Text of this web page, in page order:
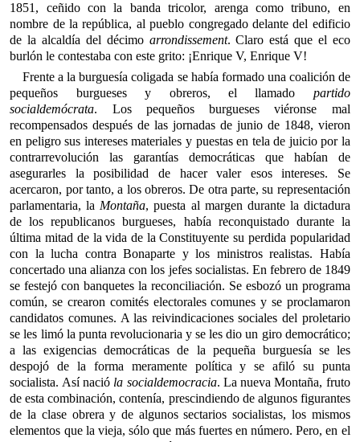
1851, ceñido con la banda tricolor, arenga como tribuno, en
nombre de la república, al pueblo congregado delante del edificio
de la alcaldía del décimo arrondissement. Claro está que el eco
burlón le contestaba con este grito: ¡Enrique V, Enrique V!
Frente a la burguesía coligada se había formado una coalición de
pequeños burgueses y obreros, el llamado partido
socialdemócrata. Los pequeños burgueses viéronse mal
recompensados después de las jornadas de junio de 1848, vieron
en peligro sus intereses materiales y puestas en tela de juicio por la
contrarrevolución las garantías democráticas que habían de
asegurarles la posibilidad de hacer valer esos intereses. Se
acercaron, por tanto, a los obreros. De otra parte, su representación
parlamentaria, la Montaña, puesta al margen durante la dictadura
de los republicanos burgueses, había reconquistado durante la
última mitad de la vida de la Constituyente su perdida popularidad
con la lucha contra Bonaparte y los ministros realistas. Había
concertado una alianza con los jefes socialistas. En febrero de 1849
se festejó con banquetes la reconciliación. Se esbozó un programa
común, se crearon comités electorales comunes y se proclamaron
candidatos comunes. A las reivindicaciones sociales del proletario
se les limó la punta revolucionaria y se les dio un giro democrático;
a las exigencias democráticas de la pequeña burguesía se les
despojó de la forma meramente política y se afiló su punta
socialista. Así nació la socialdemocracia. La nueva Montaña, fruto
de esta combinación, contenía, prescindiendo de algunos figurantes
de la clase obrera y de algunos sectarios socialistas, los mismos
elementos que la vieja, sólo que más fuertes en número. Pero, en el